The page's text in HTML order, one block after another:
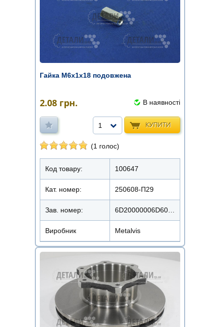
Гайка М6х1х18 подовжена
2.08 грн. В наявності
КУПИТИ
1
(1 голос)
Код товару: 100647
Кат. номер: 250608-П29
Зав. номер:
Виробник Metalvis